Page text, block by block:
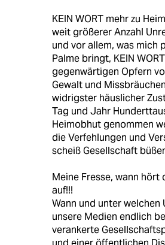
KEIN WORT mehr zu
weit größerer Anzahl
und vor allem, was mich
Palme bringt, KEIN
gegenwärtigen Opfern
Gewalt und
widrigster häuslicher
Tag und Jahr
Heimobhut genommen
die Verfehlungen und
scheiß Gesellschaft
Meine Fresse, wann hört
auf!!!
Wann und unter welchen
unsere Medien endlich
verankerte